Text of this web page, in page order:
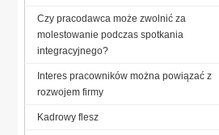
Czy pracodawca może zwolnić za
molestowanie podczas spotkania
integracyjnego?
Interes pracowników można powiązać z
rozwojem firmy
Kadrowy flesz